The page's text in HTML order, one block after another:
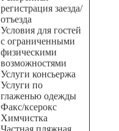
регистрация заезда/
отъезда
Условия для гостей
с ограниченными
физическими
возможностями
Услуги консьержа
Услуги по
глаженью одежды
Факс/ксерокс
Химчистка
Частная пляжная